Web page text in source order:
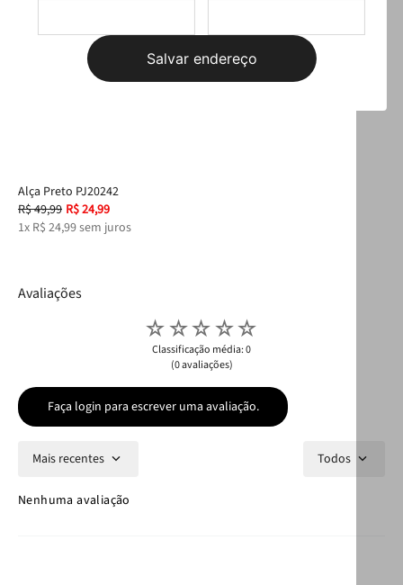
Salvar endereço
Alça Preto PJ20242
R$49,99 R$24,99
1x R$ 24,99sem juros
Avaliações
☆☆☆☆☆
Classificação média: 0
(0 avaliações)
Faça login para escrever uma avaliação.
Mais recentes Todos
Nenhuma avaliação